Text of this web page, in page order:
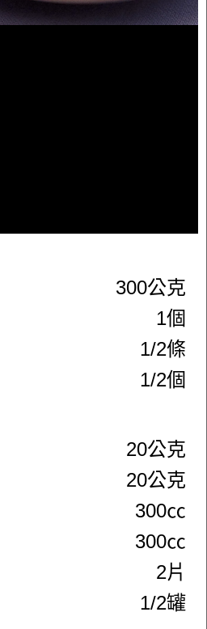
300公克
1個
1/2條
1/2個
20公克
20公克
300㏄
300㏄
2片
1/2罐